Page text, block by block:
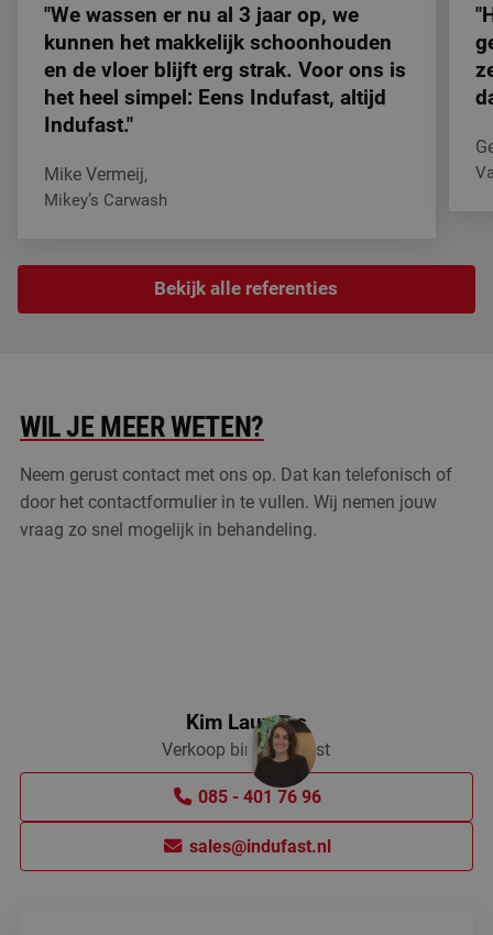
"We wassen er nu al 3 jaar op, we
kunnen het makkelijk schoonhouden
en de vloer blijft erg strak. Voor ons is
het heel simpel: Eens Indufast, altijd
Indufast."
Mike Vermeij,
Mikey’s Carwash
Bekijk alle referenties
WIL JE MEER WETEN?
Neem gerust contact met ons op. Dat kan telefonisch of
door het contactformulier in te vullen. Wij nemen jouw
vraag zo snel mogelijk in behandeling.
Kim Lauwers
Verkoop binnendienst
085 - 401 76 96
sales@indufast.nl